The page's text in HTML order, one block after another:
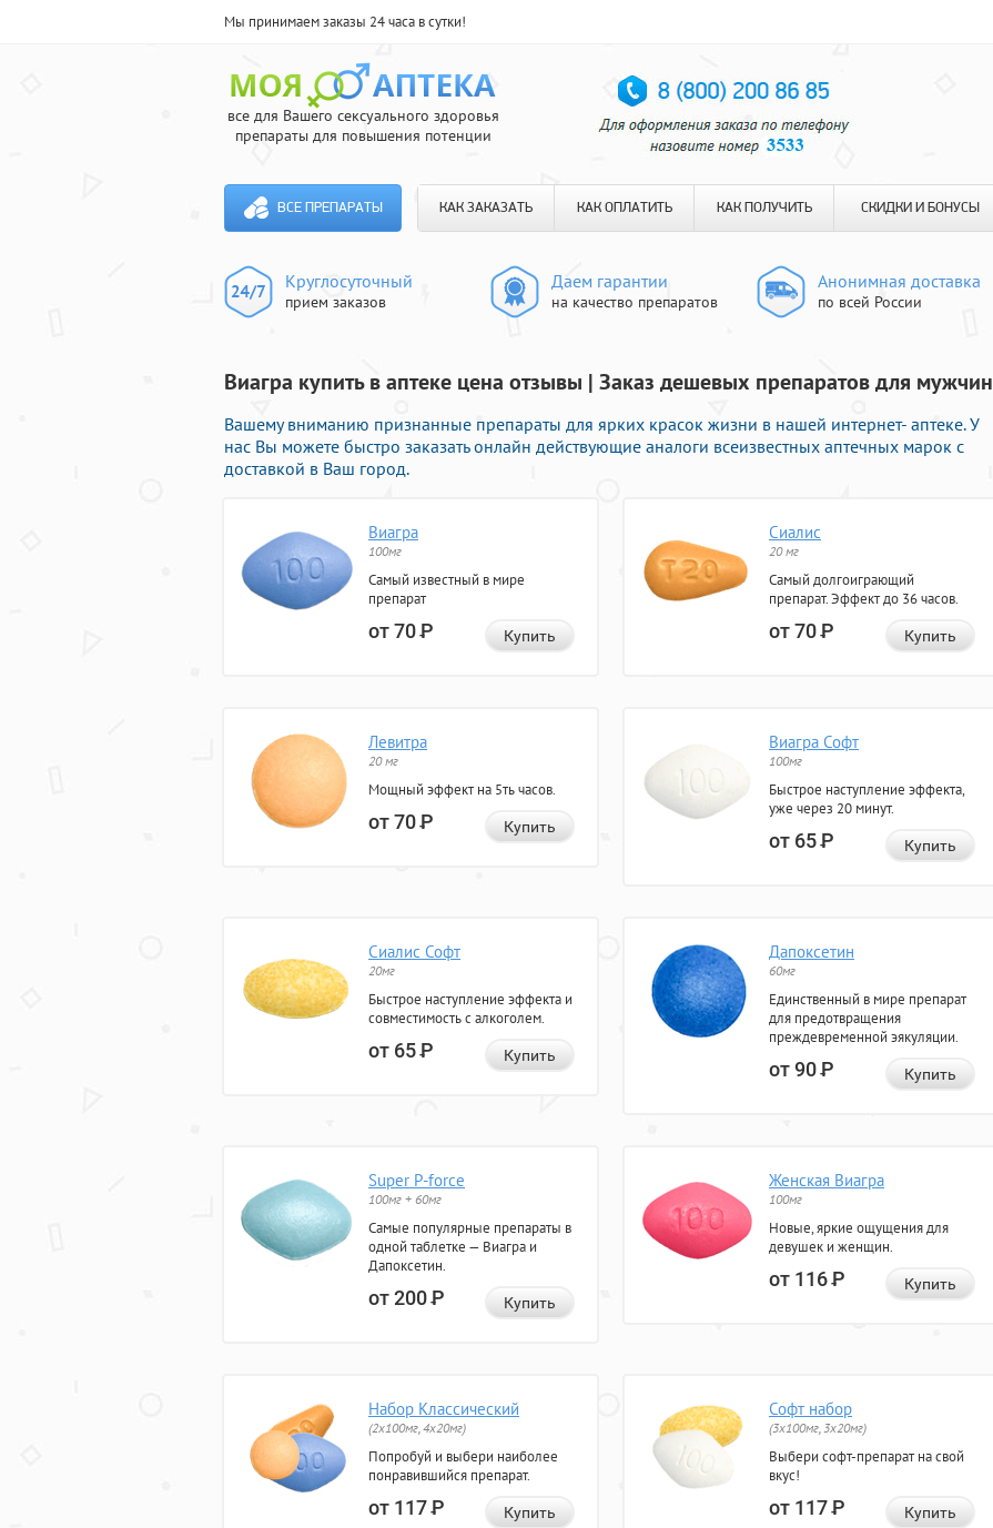
Мы принимаем заказы 24 часа в сутки!
все для Вашего сексуального здоровья
препараты для повышения потенции
ВСЕ ПРЕПАРАТЫ КАК ЗАКАЗАТЬ КАК ОПЛАТИТЬ КАК ПОЛУЧИТЬ СКИДКИ И БОНУСЫ
Круглосуточный
прием заказов
Даем гарантии
на качество препаратов
Анонимная доставка
по всей России
Виагра купить в аптеке цена отзывы | Заказ дешевых препаратов для мужчин
Вашему вниманию признанные препараты для ярких красок жизни в нашей интернет- аптеке. У
нас Вы можете быстро заказать онлайн действующие аналоги всеизвестных аптечных марок с
доставкой в Ваш город.
Виагра
100мг
Самый известный в мире
препарат
от 70Р Купить
Сиалис
20 мг
Самый долгоиграющий
препарат. Эффект до 36 часов.
от 70Р Купить
Левитра
20 мг
Мощный эффект на 5ть часов.
от 70Р Купить
Виагра Софт
100мг
Быстрое наступление эффекта,
уже через 20 минут.
от 65Р Купить
Сиалис Софт
20мг
Быстрое наступление эффекта и
совместимость с алкоголем.
от 65Р Купить
Дапоксетин
60мг
Единственный в мире препарат
для предотвращения
преждевременной эякуляции.
от 90Р Купить
Super P-force
100мг + 60мг
Самые популярные препараты в
одной таблетке — Виагра и
Дапоксетин.
от 200Р Купить
Женская Виагра
100мг
Новые, яркие ощущения для
девушек и женщин.
от 116Р Купить
Набор Классический
(2x100мг, 4x20мг)
Попробуй и выбери наиболее
понравившийся препарат.
от 117Р Купить
Софт набор
(3x100мг, 3x20мг)
Выбери софт-препарат на свой
вкус!
от 117Р Купить